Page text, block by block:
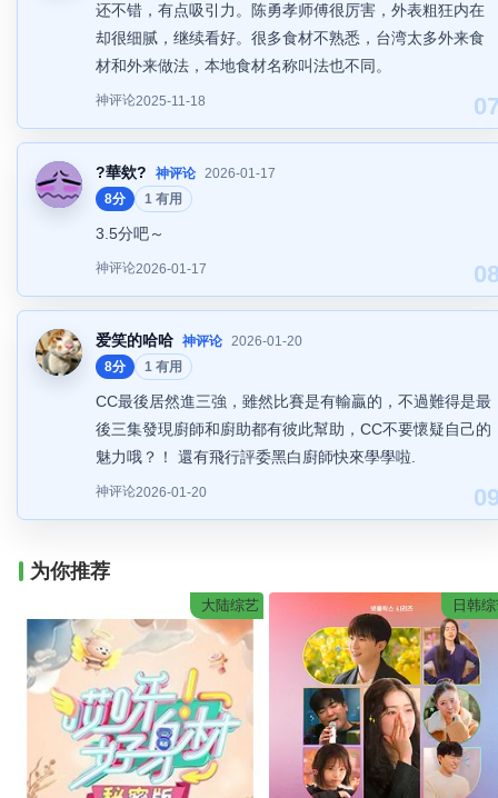
还不错，有点吸引力。陈勇孝师傅很厉害，外表粗狂内在
却很细腻，继续看好。很多食材不熟悉，台湾太多外来食
材和外来做法，本地食材名称叫法也不同。
神评论2025-11-18
?華欸? 神评论 2026-01-17
8分
1 有用
3.5分吧～
神评论2026-01-17
爱笑的哈哈 神评论 2026-01-20
8分
1 有用
CC最後居然進三強，雖然比賽是有輸贏的，不過難得是最
後三集發現廚師和廚助都有彼此幫助，CC不要懷疑自己的
魅力哦？！ 還有飛行評委黑白廚師快來學學啦.
神评论2026-01-20
为你推荐
大陆综艺 日韩